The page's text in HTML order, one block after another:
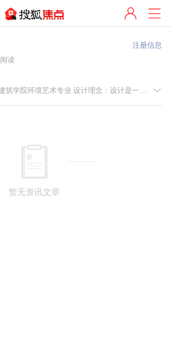
阅读
注册信息
个人简介：毕业于黑龙江建筑学院环境艺术专业 设计理念：设计是一种追求完美的生活态度，设计是一种追求品味的生活概念 设计风格：北欧、现代简约、新中式。 设计收费：公寓100元/㎡，别墅、排屋200元/㎡ 代表作品：保利东湾、保利江语海、大华西溪风情、金隅观澜时代、翡翠城、万家花城等 
暂无资讯文章